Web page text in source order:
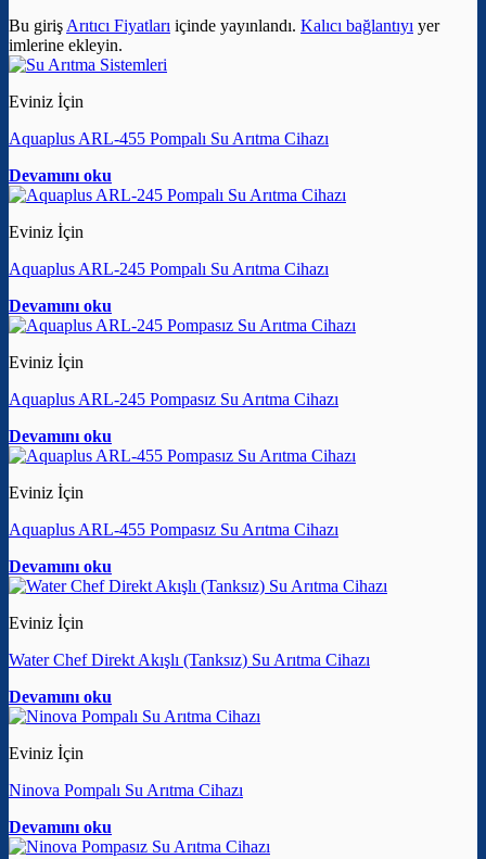
Bu girişArıtıcı Fiyatları içinde yayınlandı. Kalıcı bağlantıyı yer
imlerine ekleyin.
Eviniz İçin
Aquaplus ARL-455 Pompalı Su Arıtma Cihazı
Devamını oku
Eviniz İçin
Aquaplus ARL-245 Pompalı Su Arıtma Cihazı
Devamını oku
Eviniz İçin
Aquaplus ARL-245 Pompasız Su Arıtma Cihazı
Devamını oku
Eviniz İçin
Aquaplus ARL-455 Pompasız Su Arıtma Cihazı
Devamını oku
Eviniz İçin
Water Chef Direkt Akışlı (Tanksız) Su Arıtma Cihazı
Devamını oku
Eviniz İçin
Ninova Pompalı Su Arıtma Cihazı
Devamını oku